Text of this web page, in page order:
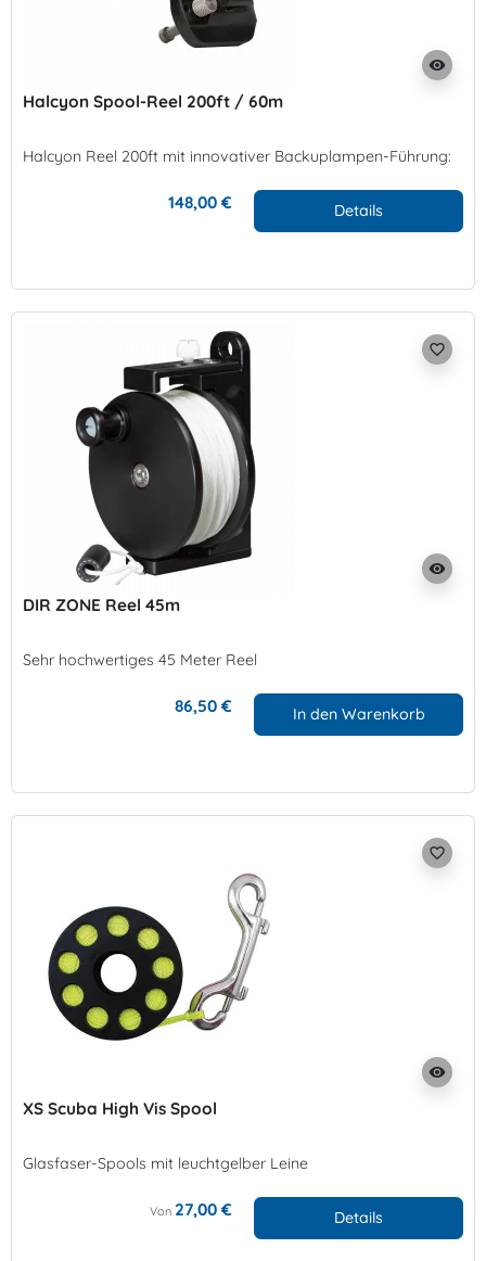
visibility
Halcyon Spool-Reel 200ft / 60m
Halcyon Reel 200ft mit innovativer Backuplampen-Führung:
148,00 € Details
visibility
favorite_border
DIR ZONE Reel 45m
Sehr hochwertiges 45 Meter Reel
86,50 € In den Warenkorb
visibility
favorite_border
XS Scuba High Vis Spool
Glasfaser-Spools mit leuchtgelber Leine
Von 27,00 € Details